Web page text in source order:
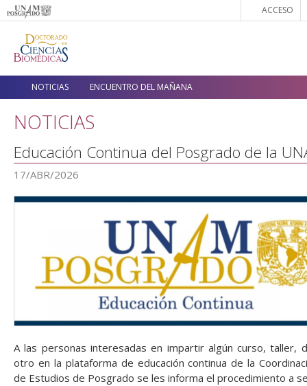
ACCESO
NOTICIAS ENCUENTRO DEL MAÑANA
NOTICIAS
Educación Continua del Posgrado de la
17/ABR/2026
A las personas interesadas en impartir algún curso, taller,
otro en la plataforma de educación continua de la
de Estudios de Posgrado se les informa el procedimiento a